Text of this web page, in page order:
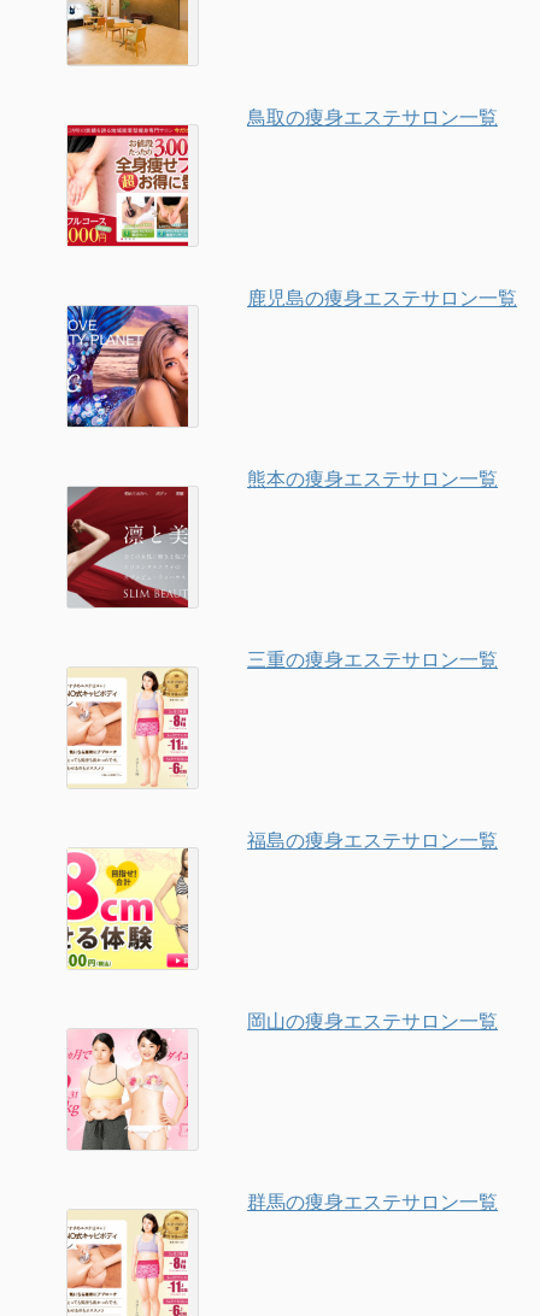
鳥取の痩身エステサロン一覧
鹿児島の痩身エステサロン一覧
熊本の痩身エステサロン一覧
三重の痩身エステサロン一覧
福島の痩身エステサロン一覧
岡山の痩身エステサロン一覧
群馬の痩身エステサロン一覧